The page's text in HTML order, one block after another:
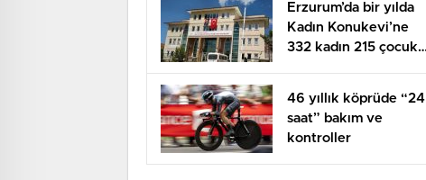
Erzurum’da bir yılda
Kadın Konukevi’ne
332 kadın 215 çocuk
46 yıllık köprüde “24
saat” bakım ve
kontroller